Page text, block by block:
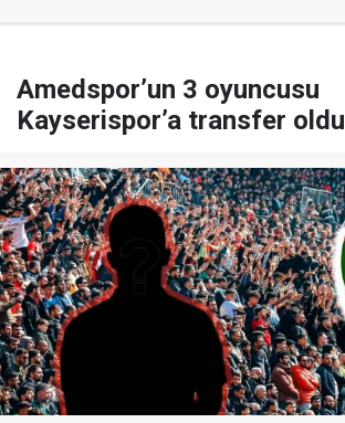
Amedspor’un 3 oyuncusu
Kayserispor’a transfer oldu